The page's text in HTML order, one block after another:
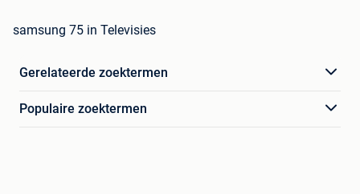
samsung 75 in Televisies
Gerelateerde zoektermen
Populaire zoektermen